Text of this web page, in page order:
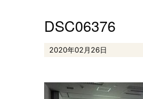
DSC06376
2020年02月26日